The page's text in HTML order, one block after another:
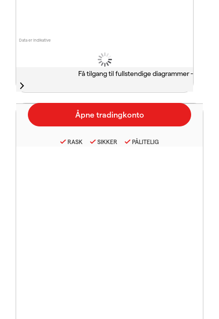
Data er indikative
Få tilgang til fullstendige diagrammer -
RASK SIKKER PÅLITELIG